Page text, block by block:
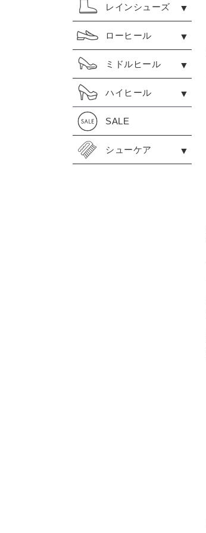
レインシューズ
ローヒール
ミドルヒール
ハイヒール
SALE
シューケア